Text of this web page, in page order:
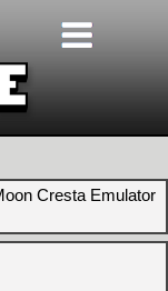
Cresta Emulator